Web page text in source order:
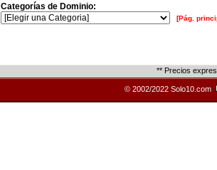
Categorías de Dominio:
[Pág.
** Precios
© 2002/2022 Solo10.com